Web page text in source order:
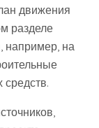
движения
разделе
например, на